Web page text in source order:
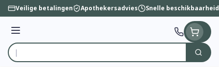
Ga naar de inhoud
Veilige betalingen Apothekersadvies Snelle beschikbaarheid
Menu
Product, merk, categorie...
Zoek